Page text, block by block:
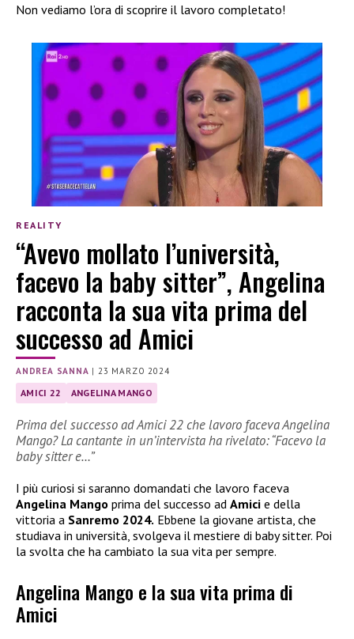
Non vediamo l’ora di scoprire il lavoro completato!
REALITY
“Avevo mollato l’università,
facevo la baby sitter”, Angelina
racconta la sua vita prima del
successo ad Amici
ANDREA SANNA |23 MARZO 2024
AMICI 22 ANGELINA MANGO
Prima del successo ad Amici 22 che lavoro faceva Angelina
Mango? La cantante in un’intervista ha rivelato: “Facevo la
baby sitter e…”
I più curiosi si saranno domandati che lavoro faceva
Angelina Mango prima del successo ad Amici e della
vittoria a Sanremo 2024. Ebbene la giovane artista, che
studiava in università, svolgeva il mestiere di baby sitter. Poi
la svolta che ha cambiato la sua vita per sempre.
Angelina Mango e la sua vita prima di
Amici